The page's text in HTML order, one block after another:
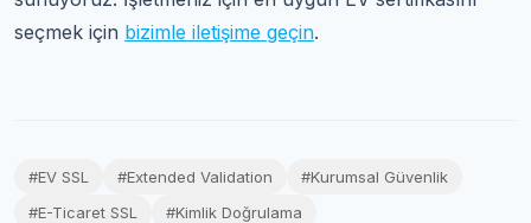
seçmek için bizimle iletişime geçin.
#EV SSL #Extended Validation
#Kurumsal Güvenlik
#E-Ticaret SSL
#Kimlik Doğrulama